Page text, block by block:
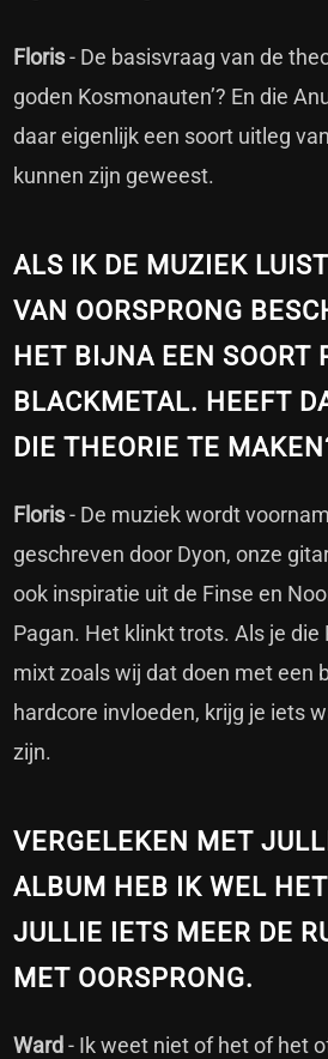
Floris- De basisvraag van de
goden Kosmonauten’? En die
daar eigenlijk een soort uitleg
kunnen zijn geweest.
ALS IK DE MUZIEK
VAN OORSPRONG
HET BIJNA EEN SOORT
BLACKMETAL. HEEFT
DIE THEORIE TE
Floris- De muziek wordt
geschreven door Dyon, onze
ook inspiratie uit de Finse en
Pagan. Het klinkt trots. Als je die
mixt zoals wij dat doen met een
hardcore invloeden, krijg je iets
zijn.
VERGELEKEN MET
ALBUM HEB IK WEL
JULLIE IETS MEER DE
MET OORSPRONG.
Ward- Ik weet niet of het of het